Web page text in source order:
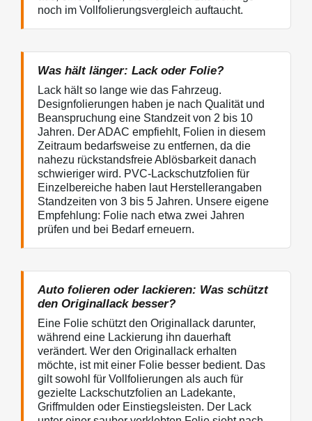
noch im Vollfolierungsvergleich auftaucht.
Was hält länger: Lack oder Folie?
Lack hält so lange wie das Fahrzeug.
Designfolierungen haben je nach Qualität und
Beanspruchung eine Standzeit von 2 bis 10
Jahren. Der ADAC empfiehlt, Folien in diesem
Zeitraum bedarfsweise zu entfernen, da die
nahezu rückstandsfreie Ablösbarkeit danach
schwieriger wird. PVC-Lackschutzfolien für
Einzelbereiche haben laut Herstellerangaben
Standzeiten von 3 bis 5 Jahren. Unsere eigene
Empfehlung: Folie nach etwa zwei Jahren
prüfen und bei Bedarf erneuern.
Auto folieren oder lackieren: Was schützt
den Originallack besser?
Eine Folie schützt den Originallack darunter,
während eine Lackierung ihn dauerhaft
verändert. Wer den Originallack erhalten
möchte, ist mit einer Folie besser bedient. Das
gilt sowohl für Vollfolierungen als auch für
gezielte Lackschutzfolien an Ladekante,
Griffmulden oder Einstiegsleisten. Der Lack